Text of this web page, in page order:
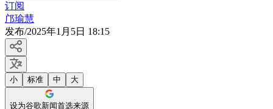
订阅
邝瑜慧
发布/2025年1月5日 18:15
小 标准 中 大
设为谷歌新闻首选来源